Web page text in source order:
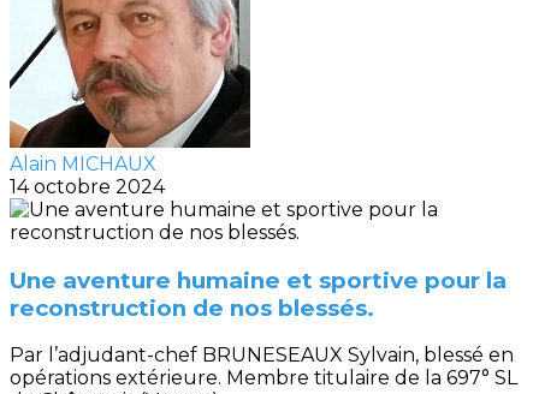
Alain MICHAUX
14 octobre 2024
Une aventure humaine et sportive pour la
reconstruction de nos blessés.
Par l’adjudant-chef BRUNESEAUX Sylvain, blessé en
opérations extérieure. Membre titulaire de la 697° SL